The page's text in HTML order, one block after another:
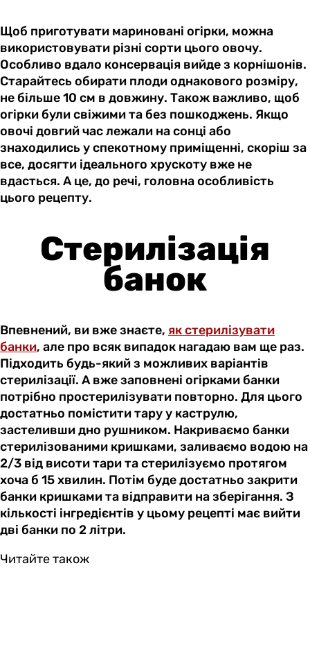
Щоб приготувати мариновані огірки, можна
використовувати різні сорти цього овочу.
Особливо вдало консервація вийде з корнішонів.
Старайтесь обирати плоди однакового розміру,
не більше 10 см в довжину. Також важливо, щоб
огірки були свіжими та без пошкоджень. Якщо
овочі довгий час лежали на сонці або
знаходились у спекотному приміщенні, скоріш за
все, досягти ідеального хрускоту вже не
вдасться. А це, до речі, головна особливість
цього рецепту.
Стерилізація
банок
Впевнений, ви вже знаєте, як стерилізувати
банки, але про всяк випадок нагадаю вам ще раз.
Підходить будь-який з можливих варіантів
стерилізації. А вже заповнені огірками банки
потрібно простерилізувати повторно. Для цього
достатньо помістити тару у каструлю,
застеливши дно рушником. Накриваємо банки
стерилізованими кришками, заливаємо водою на
2/3 від висоти тари та стерилізуємо протягом
хоча б 15 хвилин. Потім буде достатньо закрити
банки кришками та відправити на зберігання. З
кількості інгредієнтів у цьому рецепті має вийти
дві банки по 2 літри.
Читайте також